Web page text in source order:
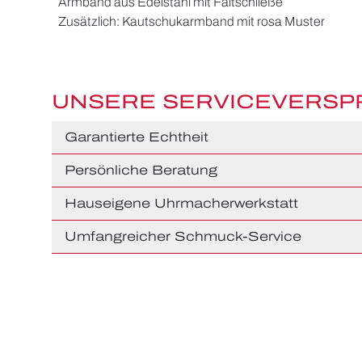
Zusätzlich: Kautschukarmband mit rosa Muster
UNSERE
Garantierte Echtheit
Persönliche Beratung
Hauseigene Uhrmacherwerkstatt
Umfangreicher Schmuck-Service